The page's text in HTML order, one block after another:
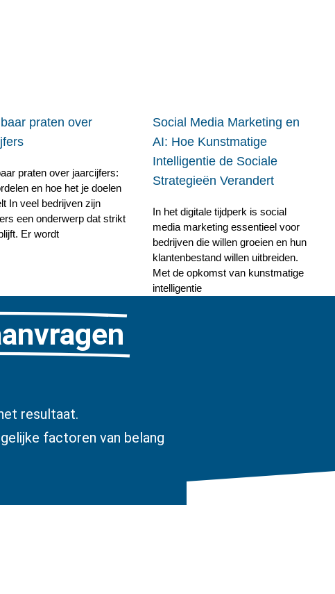
praten over
praten over jaarcijfers:
en hoe het je doelen
In veel bedrijven zijn
een onderwerp dat strikt
Er wordt
Social Media Marketing en
AI: Hoe Kunstmatige
Intelligentie de Sociale
Strategieën Verandert
In het digitale tijdperk is social
media marketing essentieel voor
bedrijven die willen groeien en hun
klantenbestand willen uitbreiden.
Met de opkomst van kunstmatige
intelligentie
resultaat.
factoren van belang